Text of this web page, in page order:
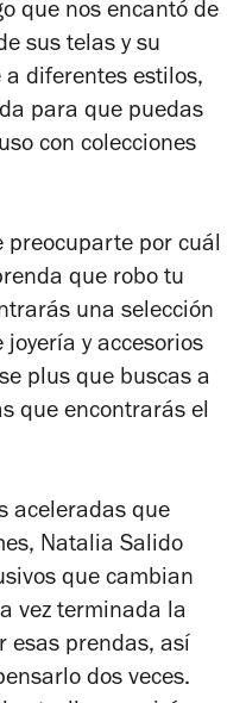
que nos encantó de
sus telas y su
diferentes estilos,
para que puedas
con colecciones
preocuparte por cuál
que robo tu
una selección
y accesorios
plus que buscas a
que encontrarás el
aceleradas que
Natalia Salido
que cambian
vez terminada la
esas prendas, así
dos veces.